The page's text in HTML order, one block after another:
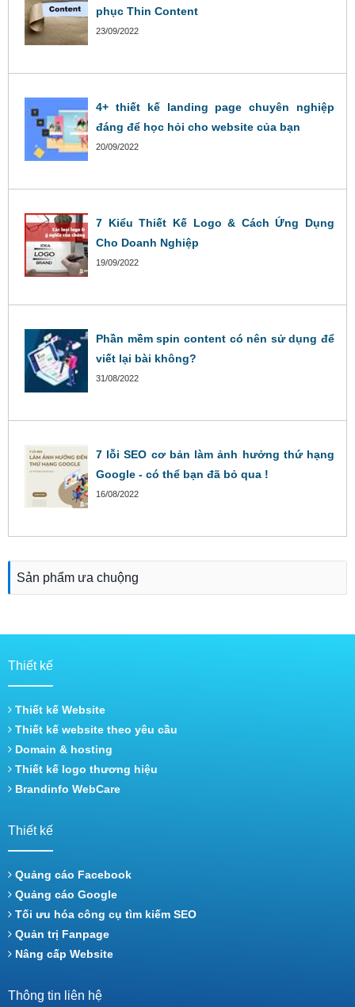
phục Thin Content
23/09/2022
4+ thiết kế landing page chuyên nghiệp
đáng để học hỏi cho website của bạn
20/09/2022
7 Kiểu Thiết Kế Logo & Cách Ứng Dụng
Cho Doanh Nghiệp
19/09/2022
Phần mềm spin content có nên sử dụng để
viết lại bài không?
31/08/2022
7 lỗi SEO cơ bản làm ảnh hưởng thứ hạng
Google - có thể bạn đã bỏ qua !
16/08/2022
Sản phẩm ưa chuộng
Thiết kế
Thiết kế Website
Thiết kế website theo yêu cầu
Domain & hosting
Thiết kế logo thương hiệu
Brandinfo WebCare
Thiết kế
Quảng cáo Facebook
Quảng cáo Google
Tối ưu hóa công cụ tìm kiếm SEO
Quản trị Fanpage
Nâng cấp Website
Thông tin liên hệ